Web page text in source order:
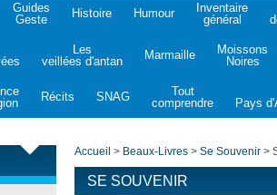
Guides
Geste
Histoire Humour
Inventaire
général
Les
veillées d'antan
Marmaille
Moissons
Noires
Récits SNAG
Tout
comprendre
Pays
Accueil > Beaux-Livres > Se Souvenir >
SE SOUVENIR